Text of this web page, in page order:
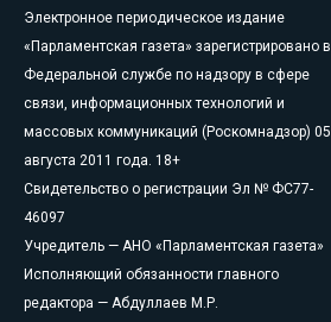
Электронное периодическое издание
«Парламентская газета» зарегистрировано в
Федеральной службе по надзору в сфере
связи, информационных технологий и
массовых коммуникаций (Роскомнадзор) 05
августа 2011 года. 18+
Свидетельство о регистрации Эл № ФС77-
46097
Учредитель — АНО «Парламентская газета»
Исполняющий обязанности главного
редактора — Абдуллаев М.Р.